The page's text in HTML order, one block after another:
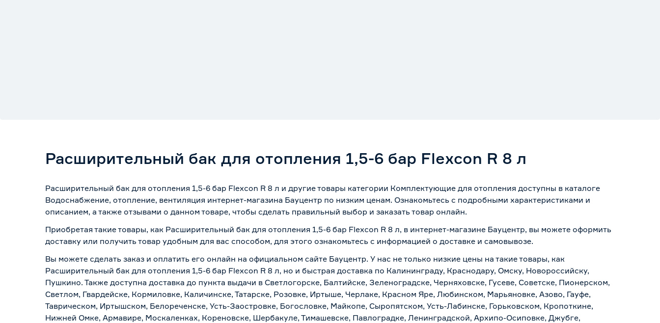
Расширительный бак для отопления 1,5-6 бар Flexcon R 8 л
Расширительный бак для отопления 1,5-6 бар Flexcon R 8 л и другие товары категории Комплектующие для отопления доступны в каталоге
Водоснабжение, отопление, вентиляция интернет-магазина Бауцентр по низким ценам. Ознакомьтесь с подробными характеристиками и
описанием, а также отзывами о данном товаре, чтобы сделать правильный выбор и заказать товар онлайн.
Приобретая такие товары, как Расширительный бак для отопления 1,5-6 бар Flexcon R 8 л, в интернет-магазине Бауцентр, вы можете оформить
доставку или получить товар удобным для вас способом, для этого ознакомьтесь с информацией о доставке и самовывозе.
Вы можете сделать заказ и оплатить его онлайн на официальном сайте Бауцентр. У нас не только низкие цены на такие товары, как
Расширительный бак для отопления 1,5-6 бар Flexcon R 8 л, но и быстрая доставка по Калининграду, Краснодару, Омску, Новороссийску,
Пушкино. Также доступна доставка до пункта выдачи в Светлогорске, Балтийске, Зеленоградске, Черняховске, Гусеве, Советске, Пионерском,
Светлом, Гвардейске, Кормиловке, Каличинске, Татарске, Розовке, Иртыше, Черлаке, Красном Яре, Любинском, Марьяновке, Азово, Гауфе,
Таврическом, Иртышском, Белореченске, Усть-Заостровке, Богословке, Майкопе, Сыропятском, Усть-Лабинске, Горьковском, Кропоткине,
Нижней Омке, Армавире, Москаленках, Кореновске, Шербакуле, Тимашевске, Павлоградке, Ленинградской, Архипо-Осиповке, Джубге,